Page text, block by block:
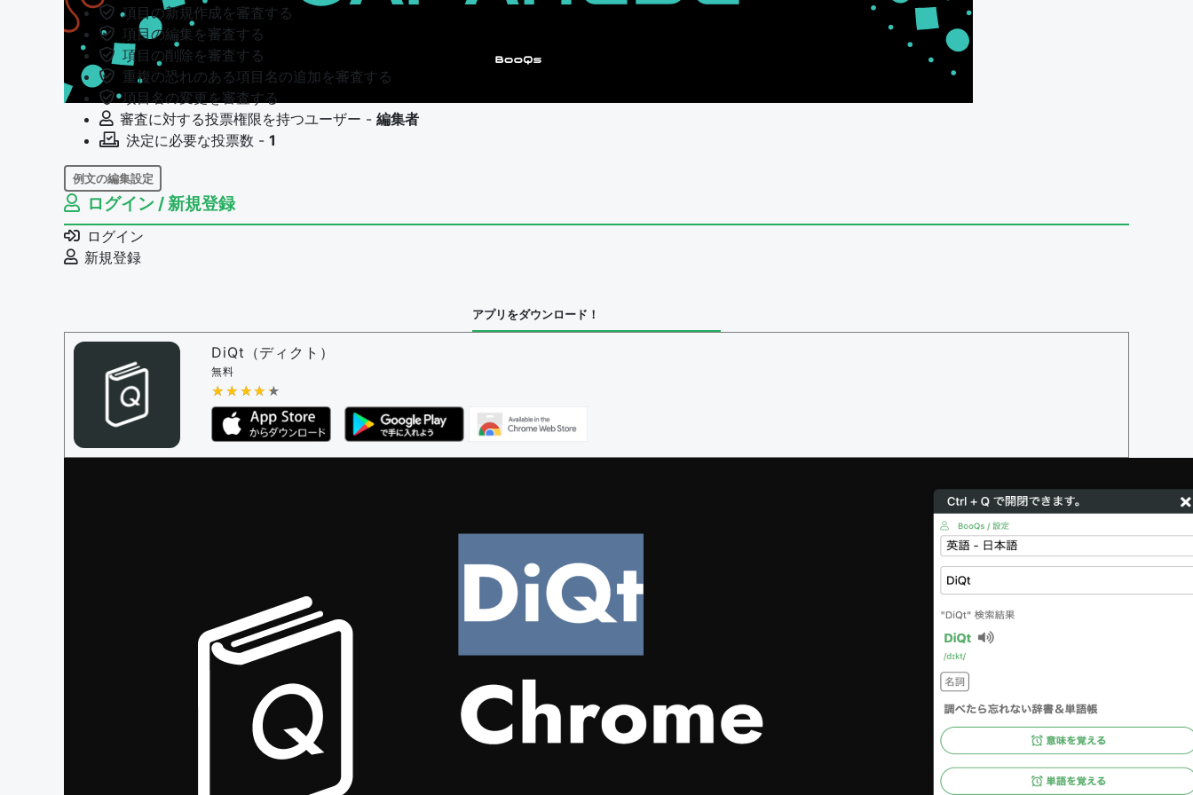
項目の新規作成を審査する
項目の編集を審査する
項目の削除を審査する
重複の恐れのある項目名の追加を審査する
項目名の変更を審査する
審査に対する投票権限を持つユーザー - 編集者
決定に必要な投票数 - 1
例文の編集設定
例文の編集権限を持つユーザー -
例文の編集を審査する
例文の削除を審査する
審査に対する投票権限を持つユーザー -
問題の編集権限を持つユーザー -
審査に対する投票権限を持つユーザー -
決定に必要な投票数 -1
編集ガイドライン
ログイン / 新規登録
ログイン
新規登録
アプリをダウンロード！
DiQt（ディクト）
無料
★★★★★
★★★★★